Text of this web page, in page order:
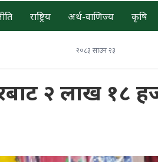
राष्ट्रिय अर्थ-वाणिज्य कृषि
२०८३ साउन २३
२ लाख १८